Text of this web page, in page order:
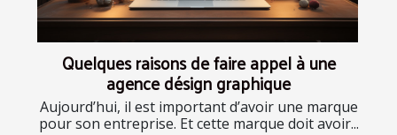
Quelques raisons de faire appel à une
agence désign graphique
Aujourd’hui, il est important d’avoir une marque
pour son entreprise. Et cette marque doit avoir...